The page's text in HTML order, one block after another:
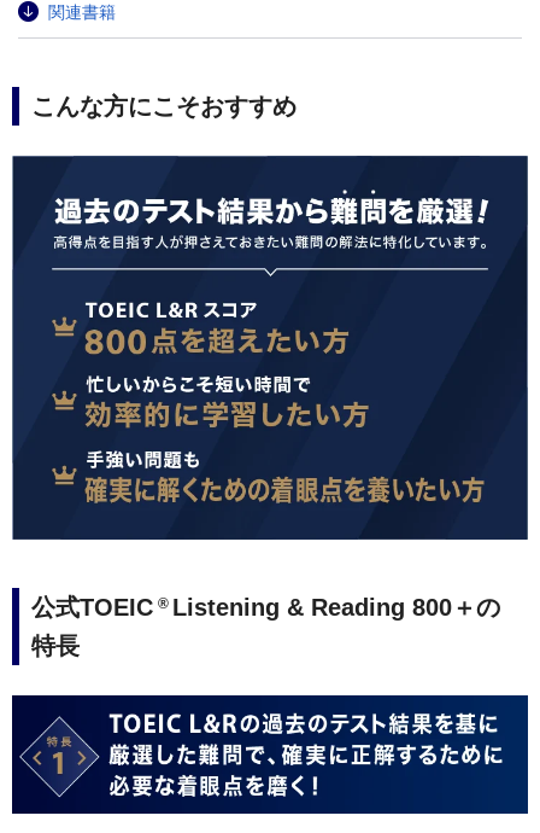
関連書籍
こんな方にこそおすすめ
公式TOEIC ® Listening & Reading 800＋の
特長